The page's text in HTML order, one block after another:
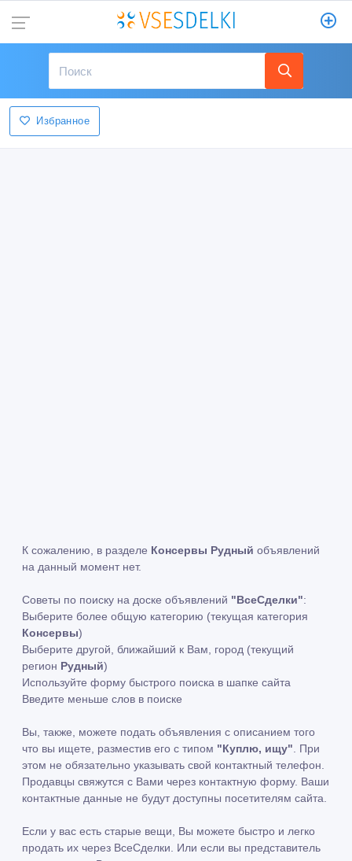
Избранное
К сожалению, в разделе Консервы Рудный объявлений
на данный момент нет.
Советы по поиску на доске объявлений "ВсеСделки":
Выберите более общую категорию (текущая категория
Консервы)
Выберите другой, ближайший к Вам, город (текущий
регион Рудный)
Используйте форму быстрого поиска в шапке сайта
Введите меньше слов в поиске
Вы, также, можете подать объявления с описанием того
что вы ищете, разместив его с типом "Куплю, ищу" . При
этом не обязательно указывать свой контактный телефон.
Продавцы свяжутся с Вами через контактную форму. Ваши
контактные данные не будут доступны посетителям сайта.
Если у вас есть старые вещи, Вы можете быстро и легко
продать их через ВсеСделки. Или если вы представитель